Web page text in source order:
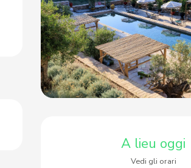
Orari e contatti
A lieu oggi
Vedi gli orari